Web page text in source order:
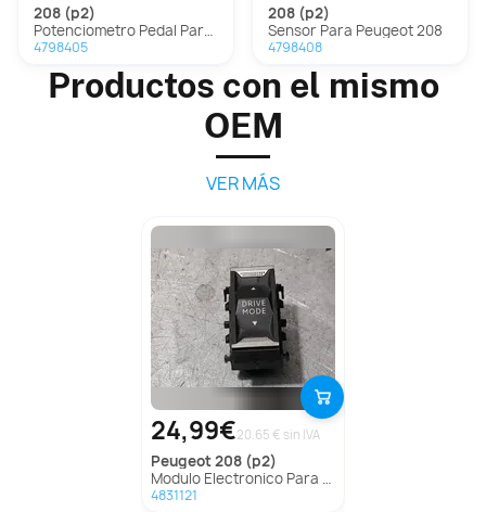
208 (p2)
Potenciometro Pedal Para Peugeot 208
4798405
208 (p2)
Sensor Para Peugeot 208
4798408
Productos con el mismo
OEM
VER MÁS
24,99€20.65 € sin IVA
peugeot208 (p2)
Modulo Electronico Para Peugeot 208
4831121